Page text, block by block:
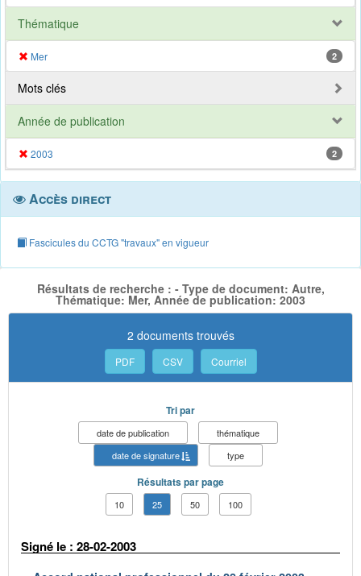
Thématique
Mer 2
Mots clés
Année de publication
2003 2
Accès direct
Fascicules du CCTG "travaux" en vigueur
Résultats de recherche : - Type de document: Autre,
Thématique: Mer, Année de publication: 2003
2 documents trouvés
PDF CSV Courriel
Tri par
date de publication
thématique
date de signature
type
Résultats par page
10 25 50 100
Signé le : 28-02-2003